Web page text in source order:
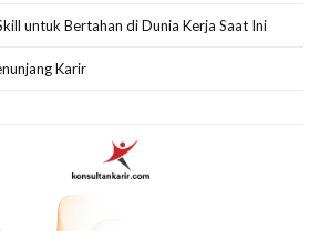
untuk Bertahan di Dunia Kerja Saat Ini
Karir